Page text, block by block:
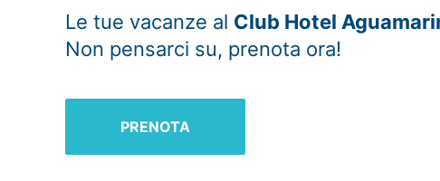
Le tue vacanze al Club Hotel
Non pensarci su, prenota ora!
PRENOTA